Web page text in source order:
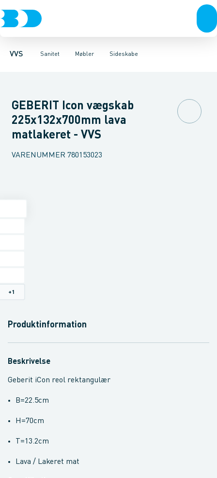
VVS Sanitet
Rør & fittingsPressfittings & rørKuglehaner & ventiler
Møbler
Toiletter, sæder og cisterner VaskeArmaturer
Sideskabe
Møbelsæt & pakkerUnderskabeHøjskabe
GEBERIT Icon vægskab
225x132x700mm lava
matlakeret - VVS
VARENUMMER 780153023
+1
Produktinformation
Beskrivelse
Geberit iCon reol rektangulær
B=22.5cm
H=70cm
T=13.2cm
Lava / Lakeret mat